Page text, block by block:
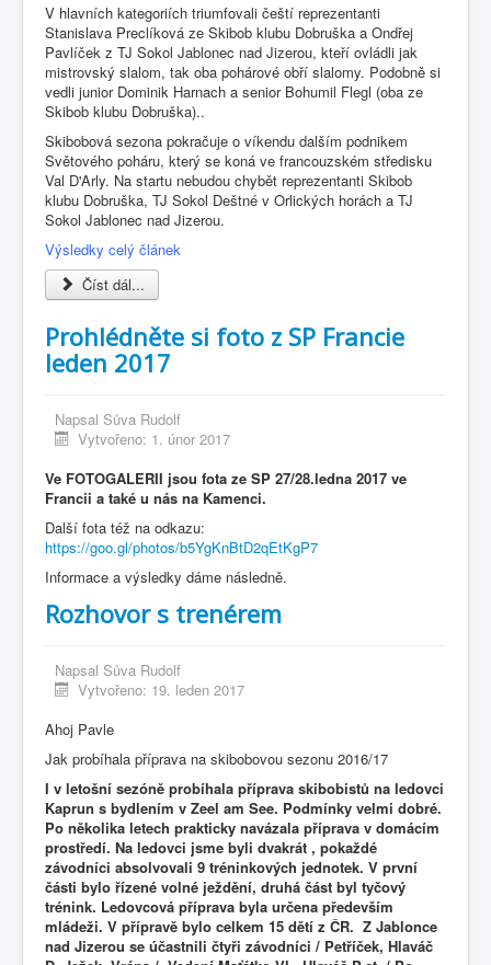
V hlavních kategoriích triumfovali čeští reprezentanti
Stanislava Preclíková ze Skibob klubu Dobruška a Ondřej
Pavlíček z TJ Sokol Jablonec nad Jizerou, kteří ovládli jak
mistrovský slalom, tak oba pohárové obří slalomy. Podobně si
vedli junior Dominik Harnach a senior Bohumil Flegl (oba ze
Skibob klubu Dobruška)..
Skibobová sezona pokračuje o víkendu dalším podnikem
Světového poháru, který se koná ve francouzském středisku
Val D'Arly. Na startu nebudou chybět reprezentanti Skibob
klubu Dobruška, TJ Sokol Deštné v Orlických horách a TJ
Sokol Jablonec nad Jizerou.
Výsledky celý článek
Číst dál...
Prohlédněte si foto z SP Francie
leden 2017
Napsal Sůva Rudolf
Vytvořeno: 1. únor 2017
Ve FOTOGALERII jsou fota ze SP 27/28.ledna 2017 ve
Francii a také u nás na Kamenci.
Další fota též na odkazu:
https://goo.gl/photos/b5YgKnBtD2qEtKgP7
Informace a výsledky dáme následně.
Rozhovor s trenérem
Napsal Sůva Rudolf
Vytvořeno: 19. leden 2017
Ahoj Pavle
Jak probíhala příprava na skibobovou sezonu 2016/17
I v letošní sezóně probíhala příprava skibobistů na ledovci
Kaprun s bydlením v Zeel am See. Podmínky velmi dobré.
Po několika letech prakticky navázala příprava v domácím
prostředí. Na ledovci jsme byli dvakrát , pokaždé
závodníci absolvovali 9 tréninkových jednotek. V první
části bylo řízené volné ježdění, druhá část byl tyčový
trénink. Ledovcová příprava byla určena především
mládeži. V přípravě bylo celkem 15 dětí z ČR. Z Jablonce
nad Jizerou se účastnili čtyři závodníci / Petříček, Hlaváč